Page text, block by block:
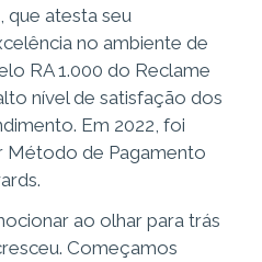
que atesta seu
no ambiente de
RA 1.000 do Reclame
nível de satisfação dos
Em 2022, foi
de Pagamento
ao olhar para trás
Começamos